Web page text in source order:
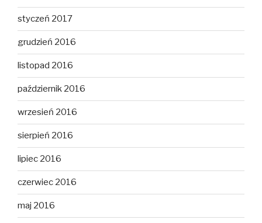
styczeń 2017
grudzień 2016
listopad 2016
październik 2016
wrzesień 2016
sierpień 2016
lipiec 2016
czerwiec 2016
maj 2016